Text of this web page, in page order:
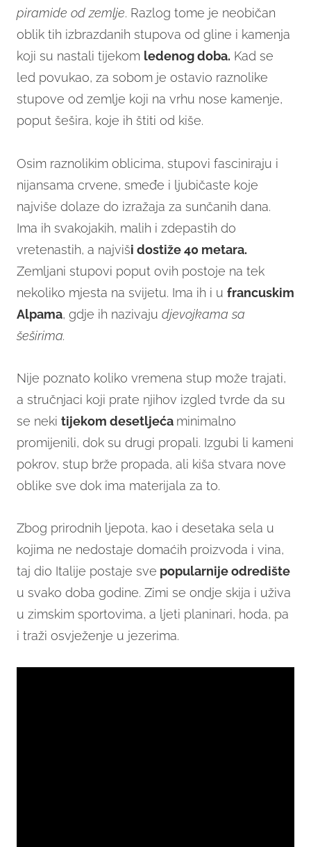
piramide od zemlje. Razlog tome je neobičan
oblik tih izbrazdanih stupova od gline i kamenja
koji su nastali tijekom ledenog doba. Kad se
led povukao, za sobom je ostavio raznolike
stupove od zemlje koji na vrhu nose kamenje,
poput šešira, koje ih štiti od kiše.
Osim raznolikim oblicima, stupovi fasciniraju i
nijansama crvene, smeđe i ljubičaste koje
najviše dolaze do izražaja za sunčanih dana.
Ima ih svakojakih, malih i zdepastih do
vretenastih, a najviši dostiže 40 metara.
Zemljani stupovi poput ovih postoje na tek
nekoliko mjesta na svijetu. Ima ih i u francuskim
Alpama, gdje ih nazivaju djevojkama sa
šeširima.
Nije poznato koliko vremena stup može trajati,
a stručnjaci koji prate njihov izgled tvrde da su
se neki tijekom desetljeća minimalno
promijenili, dok su drugi propali. Izgubi li kameni
pokrov, stup brže propada, ali kiša stvara nove
oblike sve dok ima materijala za to.
Zbog prirodnih ljepota, kao i desetaka sela u
kojima ne nedostaje domaćih proizvoda i vina,
taj dio Italije postaje sve popularnije odredište
u svako doba godine. Zimi se ondje skija i uživa
u zimskim sportovima, a ljeti planinari, hoda, pa
i traži osvježenje u jezerima.